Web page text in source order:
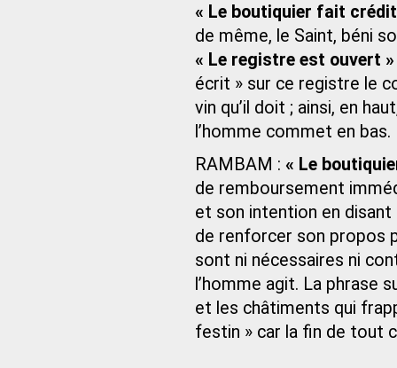
« Le boutiquier fait
de même, le Saint, béni
« Le registre est ouvert »
écrit » sur ce registre le
vin qu’il doit ; ainsi, en
l’homme commet en bas.
RAMBAM : « Le
de remboursement
et son intention en
de renforcer son propos
sont ni nécessaires ni
l’homme agit. La phrase
et les châtiments qui
festin » car la fin de tout